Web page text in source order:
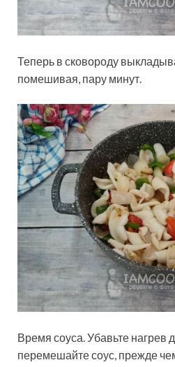
Теперь в сковороду
помешивая, пару минут.
Время соуса. Убавьте нагрев
перемешайте соус, прежде